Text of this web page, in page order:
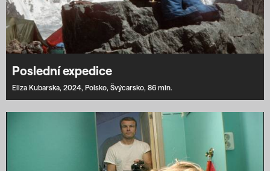
Poslední expedice
Eliza Kubarska, 2024, Polsko, Švýcarsko, 86 min.